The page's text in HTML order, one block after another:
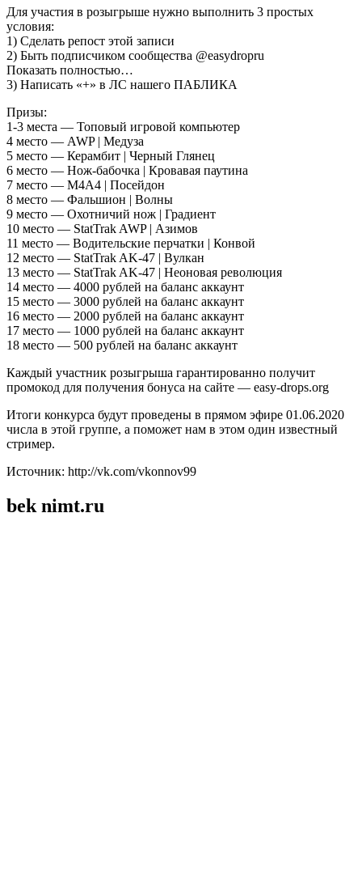
Для участия в розыгрыше нужно выполнить 3 простых
условия:
1) Сделать репост этой записи
2) Быть подписчиком сообщества @easydropru
Показать полностью…
3) Написать «+» в ЛС нашего ПАБЛИКА
Призы:
1-3 места — Топовый игровой компьютер
4 место — AWP | Медуза
5 место — Керамбит | Черный Глянец
6 место — Нож-бабочка | Кровавая паутина
7 место — М4А4 | Посейдон
8 место — Фальшион | Волны
9 место — Охотничий нож | Градиент
10 место — StatTrak AWP | Азимов
11 место — Водительские перчатки | Конвой
12 место — StatTrak AK-47 | Вулкан
13 место — StatTrak AK-47 | Неоновая революция
14 место — 4000 рублей на баланс аккаунт
15 место — 3000 рублей на баланс аккаунт
16 место — 2000 рублей на баланс аккаунт
17 место — 1000 рублей на баланс аккаунт
18 место — 500 рублей на баланс аккаунт
Каждый участник розыгрыша гарантированно получит
промокод для получения бонуса на сайте — easy-drops.org
Итоги конкурса будут проведены в прямом эфире 01.06.2020
числа в этой группе, а поможет нам в этом один известный
стример.
Источник: http://vk.com/vkonnov99
bek nimt.ru